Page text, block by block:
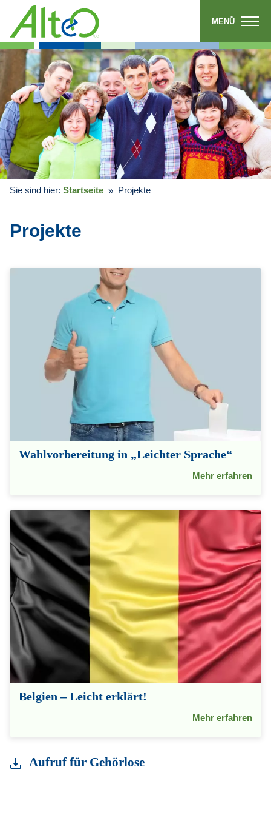
MENÜ
Sie sind hier: Startseite Projekte
Projekte
Wahlvorbereitung in „Leichter Sprache“
Mehr erfahren
Belgien – Leicht erklärt!
Mehr erfahren
Aufruf für Gehörlose